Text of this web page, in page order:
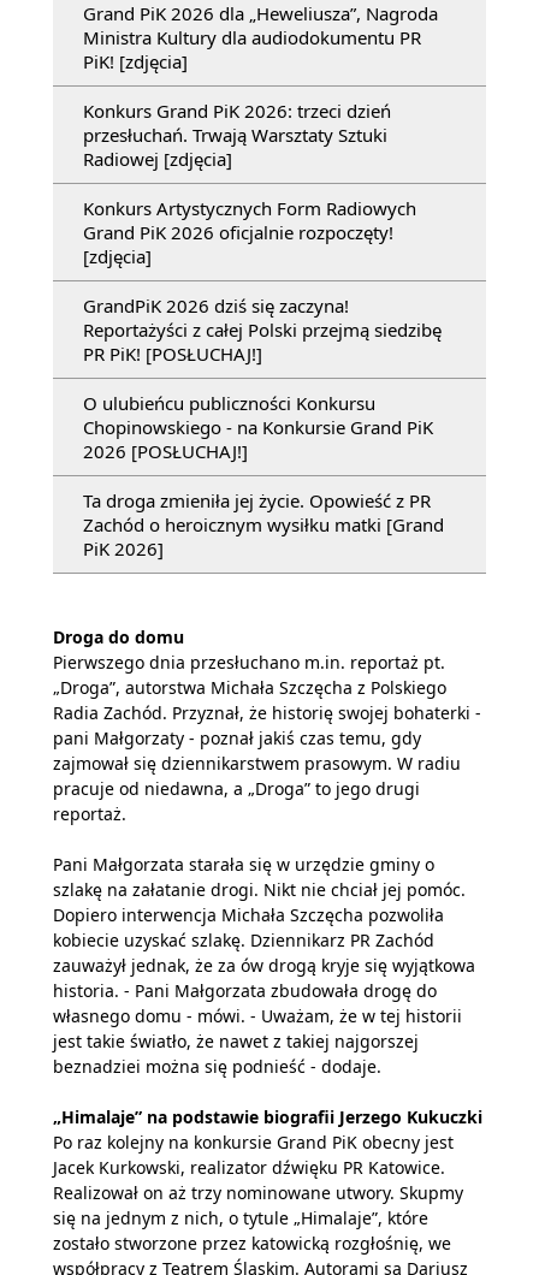
Grand PiK 2026 dla „Heweliusza”, Nagroda
Ministra Kultury dla audiodokumentu PR
PiK! [zdjęcia]
Konkurs Grand PiK 2026: trzeci dzień
przesłuchań. Trwają Warsztaty Sztuki
Radiowej [zdjęcia]
Konkurs Artystycznych Form Radiowych
Grand PiK 2026 oficjalnie rozpoczęty!
[zdjęcia]
GrandPiK 2026 dziś się zaczyna!
Reportażyści z całej Polski przejmą siedzibę
PR PiK! [POSŁUCHAJ!]
O ulubieńcu publiczności Konkursu
Chopinowskiego - na Konkursie Grand PiK
2026 [POSŁUCHAJ!]
Ta droga zmieniła jej życie. Opowieść z PR
Zachód o heroicznym wysiłku matki [Grand
PiK 2026]
Droga do domu
Pierwszego dnia przesłuchano m.in. reportaż pt.
„Droga”, autorstwa Michała Szczęcha z Polskiego
Radia Zachód. Przyznał, że historię swojej bohaterki -
pani Małgorzaty - poznał jakiś czas temu, gdy
zajmował się dziennikarstwem prasowym. W radiu
pracuje od niedawna, a „Droga” to jego drugi
reportaż.
Pani Małgorzata starała się w urzędzie gminy o
szlakę na załatanie drogi. Nikt nie chciał jej pomóc.
Dopiero interwencja Michała Szczęcha pozwoliła
kobiecie uzyskać szlakę. Dziennikarz PR Zachód
zauważył jednak, że za ów drogą kryje się wyjątkowa
historia. - Pani Małgorzata zbudowała drogę do
własnego domu - mówi. - Uważam, że w tej historii
jest takie światło, że nawet z takiej najgorszej
beznadziei można się podnieść - dodaje.
„Himalaje” na podstawie biografii Jerzego Kukuczki
Po raz kolejny na konkursie Grand PiK obecny jest
Jacek Kurkowski, realizator dźwięku PR Katowice.
Realizował on aż trzy nominowane utwory. Skupmy
się na jednym z nich, o tytule „Himalaje”, które
zostało stworzone przez katowicką rozgłośnię, we
współpracy z Teatrem Śląskim. Autorami są Dariusz